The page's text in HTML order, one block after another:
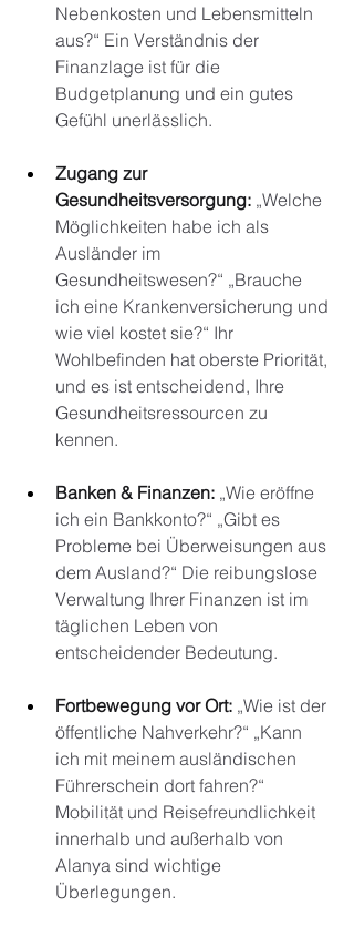
Nebenkosten und Lebensmitteln
aus?“ Ein Verständnis der
Finanzlage ist für die
Budgetplanung und ein gutes
Gefühl unerlässlich.
Zugang zur
Gesundheitsversorgung: „Welche
Möglichkeiten habe ich als
Ausländer im
Gesundheitswesen?“ „Brauche
ich eine Krankenversicherung und
wie viel kostet sie?“ Ihr
Wohlbefinden hat oberste Priorität,
und es ist entscheidend, Ihre
Gesundheitsressourcen zu
kennen.
Banken & Finanzen: „Wie eröffne
ich ein Bankkonto?“ „Gibt es
Probleme bei Überweisungen aus
dem Ausland?“ Die reibungslose
Verwaltung Ihrer Finanzen ist im
täglichen Leben von
entscheidender Bedeutung.
Fortbewegung vor Ort: „Wie ist der
öffentliche Nahverkehr?“ „Kann
ich mit meinem ausländischen
Führerschein dort fahren?“
Mobilität und Reisefreundlichkeit
innerhalb und außerhalb von
Alanya sind wichtige
Überlegungen.